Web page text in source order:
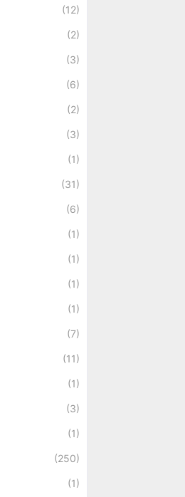
(12)
(2)
(3)
(6)
(2)
(3)
(1)
(31)
(6)
(1)
(1)
(1)
(1)
(7)
(11)
(1)
(3)
(1)
(250)
(1)